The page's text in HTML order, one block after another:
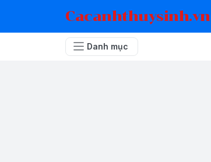
Cacanhthuysinh.vn
Danh mục